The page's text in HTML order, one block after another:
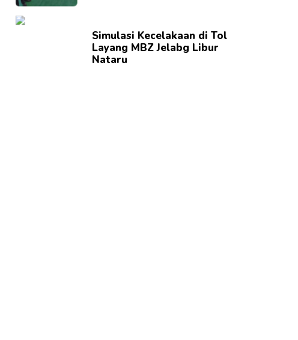
Simulasi Kecelakaan di Tol
Layang MBZ Jelabg Libur
Nataru